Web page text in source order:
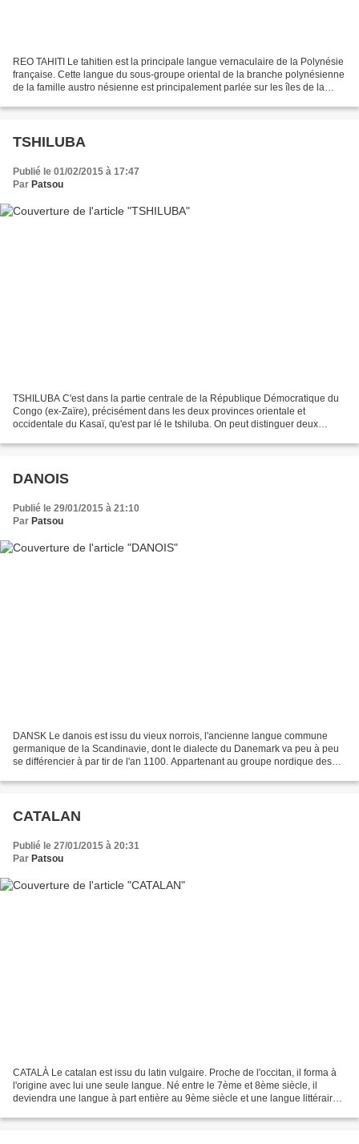
REO TAHITI Le tahitien est la principale langue vernaculaire de la Polynésie
française. Cette langue du sous-groupe oriental de la branche polynésienne
de la famille austro nésienne est principalement parlée sur les îles de la
TSHILUBA
Publié le 01/02/2015 à 17:47
Par Patsou
TSHILUBA C'est dans la partie centrale de la République Démocratique du
Congo (ex-Zaïre), précisément dans les deux provinces orientale et
occidentale du Kasaï, qu'est par lé le tshiluba. On peut distinguer deux
DANOIS
Publié le 29/01/2015 à 21:10
Par Patsou
DANSK Le danois est issu du vieux norrois, l'ancienne langue commune
germanique de la Scandinavie, dont le dialecte du Danemark va peu à peu
se différencier à par tir de l'an 1100. Appartenant au groupe nordique des
CATALAN
Publié le 27/01/2015 à 20:31
Par Patsou
CATALÀ Le catalan est issu du latin vulgaire. Proche de l'occitan, il forma à
l'origine avec lui une seule langue. Né entre le 7ème et 8ème siècle, il
deviendra une langue à part entière au 9ème siècle et une langue littéraire